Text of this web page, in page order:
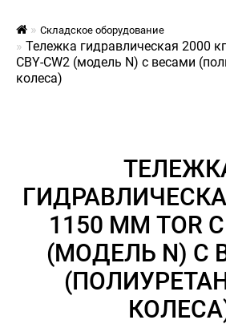
Складское оборудование
Тележка гидравлическая 2000
CBY-CW2 (модель N) с весами
колеса)
1150 ММ TOR
(МОДЕЛЬ N) С